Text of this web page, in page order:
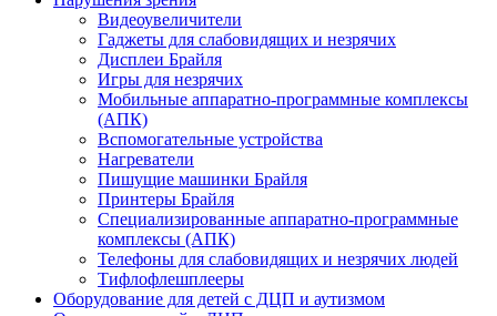
Видеоувеличители
Гаджеты для слабовидящих и незрячих
Дисплеи Брайля
Игры для незрячих
Мобильные аппаратно-программные комплексы
(АПК)
Вспомогательные устройства
Нагреватели
Пишущие машинки Брайля
Принтеры Брайля
Специализированные аппаратно-программные
комплексы (АПК)
Телефоны для слабовидящих и незрячих людей
Тифлофлешплееры
Оборудование для детей с ДЦП и аутизмом